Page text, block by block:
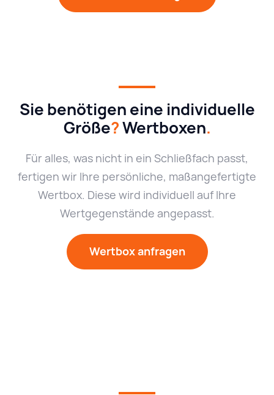
Sie benötigen eine individuelle
Größe?Wertboxen.
Für alles, was nicht in ein Schließfach passt,
fertigen wir Ihre persönliche, maßangefertigte
Wertbox. Diese wird individuell auf Ihre
Wertgegenstände angepasst.
Wertbox anfragen